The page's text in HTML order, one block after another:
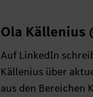
Ola Källenius
Auf LinkedIn
Källenius über
aus den Bereichen